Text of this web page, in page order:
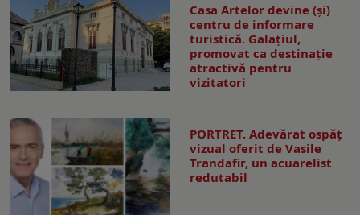
Casa Artelor devine (şi)
centru de informare
turistică. Galaţiul,
promovat ca destinaţie
atractivă pentru
vizitatori
PORTRET. Adevărat ospăț
vizual oferit de Vasile
Trandafir, un acuarelist
redutabil